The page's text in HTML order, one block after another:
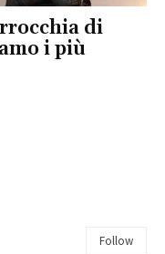
di
i più
Follow